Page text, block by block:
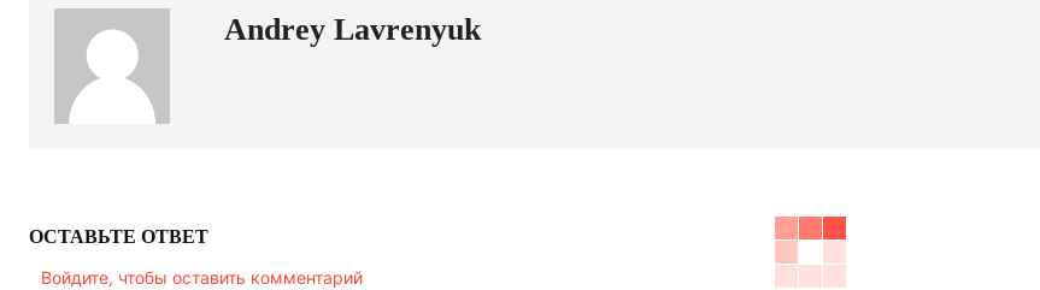
Andrey Lavrenyuk
ОСТАВЬТЕ ОТВЕТ
Войдите, чтобы оставить комментарий